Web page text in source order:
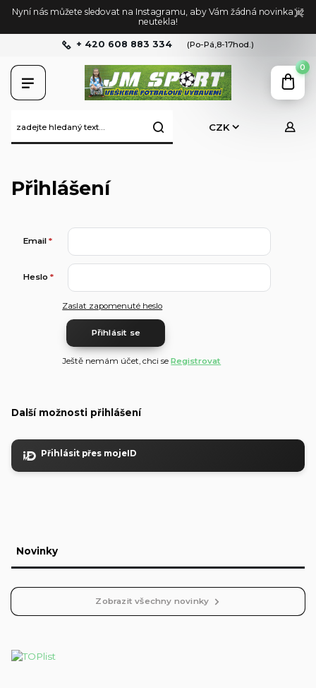
Nyní nás můžete sledovat na Instagramu, aby Vám žádná novinka již
neutekla!
CZK
+ 420 608 883 334 (Po-Pá,8-17hod.)
0
Novinky
Zobrazit všechny novinky
Přihlášení
Email*
Heslo*
Zaslat zapomenuté heslo
Přihlásit se
Ještě nemám účet, chci seRegistrovat
Další možnosti přihlášení
Přihlásit přes mojeID